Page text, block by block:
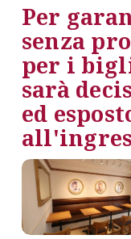
Per
senza
per i
sarà
ed